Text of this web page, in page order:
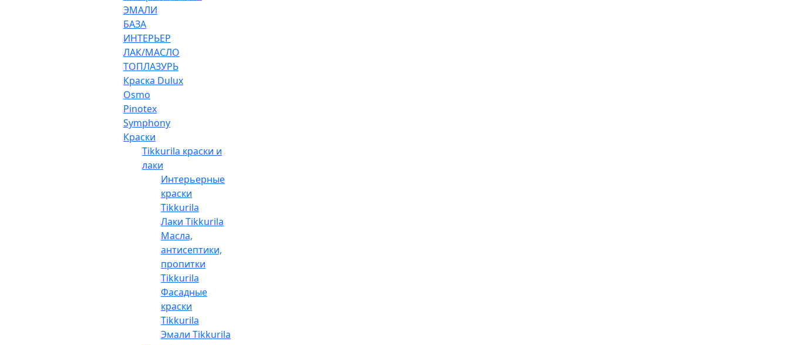
ЭМАЛИ
БАЗА
ИНТЕРЬЕР
ЛАК/МАСЛО
ТОПЛАЗУРЬ
Краска Dulux
Osmo
Pinotex
Symphony
Краски
Tikkurila краски и
лаки
Интерьерные
краски
Tikkurila
Лаки Tikkurila
Масла,
антисептики,
пропитки
Tikkurila
Фасадные
краски
Tikkurila
Эмали Tikkurila